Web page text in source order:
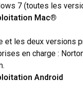
7 (toutes les
Mac®
et les deux versions
en charge :
Android